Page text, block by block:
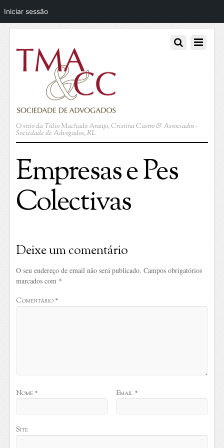
O sítio da Túlio Machado Araújo, Cristina Castro & Associados -
Sociedade de Advogados, RL
Empresas e Pes
Colectivas
Deixe um comentário
O seu endereço de email não será publicado. Campos obrigatórios
marcados com *
Comentário *
Nome * Email *
Site
Iniciar sessão